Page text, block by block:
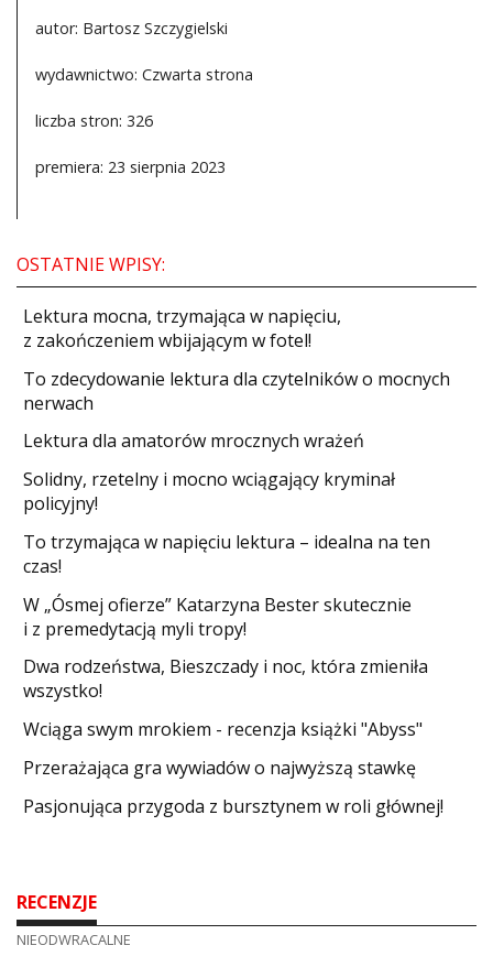
autor: Bartosz Szczygielski
wydawnictwo: Czwarta strona
liczba stron: 326
premiera: 23 sierpnia 2023
OSTATNIE WPISY:
​Lektura mocna, trzymająca w napięciu,
z zakończeniem wbijającym w fotel!
​To zdecydowanie lektura dla czytelników o mocnych
nerwach
Lektura dla amatorów mrocznych wrażeń
Solidny, rzetelny i mocno wciągający kryminał
policyjny!
​To trzymająca w napięciu lektura – idealna na ten
czas!
W „Ósmej ofierze” Katarzyna Bester skutecznie
i z premedytacją myli tropy!
Dwa rodzeństwa, Bieszczady i noc, która zmieniła
wszystko!
Wciąga swym mrokiem - recenzja książki "Abyss"
​Przerażająca gra wywiadów o najwyższą stawkę
Pasjonująca przygoda z bursztynem w roli głównej!
RECENZJE
NIEODWRACALNE